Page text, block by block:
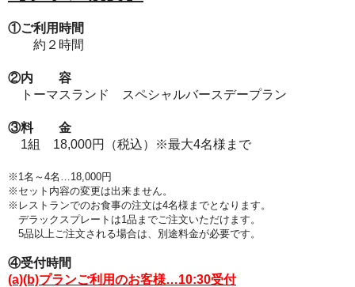
①ご利用時間
約２時間
②内 容
トーマスランド スペシャルバースデープラン
③料 金
1組 18,000円（税込）※最大4名様まで
※1名～4名…18,000円
※セット内容の変更は出来ません。
※レストランでのお食事の注文は4名様までとなります。
デラックスプレートは1品までご注文いただけます。
5品以上ご注文される場合は、別途料金が必要です。
④受付時間
(a)(b)プランご利用のお客様…10:30受付